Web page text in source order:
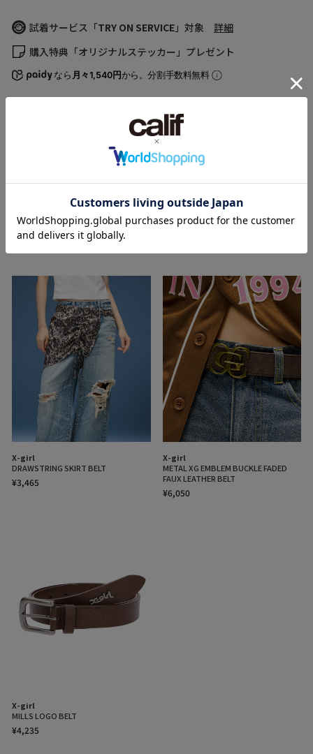
サイズの測り方について
試着サービス「TRY ON SERVICE 」対象 詳細
購入特典「オリジナルステッカー」プレゼント
なら 月々1,540円から。分割手数料無料
RANKING
X-girl
DRAWSTRING SKIRT BELT
¥3,465
X-girl
METAL XG EMBLEM BUCKLE FADED
FAUX LEATHER BELT
¥6,050
X-girl
MILLS LOGO BELT
¥4,235